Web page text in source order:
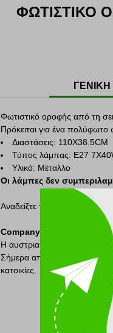
ΦΩΤΙΣΤΙΚΟ
Φωτιστικό οροφής από τη
Πρόκειται για ένα
Διαστάσεις: 110X38.5CM
Τύπος λάμπας: Ε27
Υλικό: Μέταλλο
Οι λάμπες δεν
Αναδείξτε τον χώρο σας
Company Info:
Η αυστριακή εταιρεία
Σήμερα αποτελεί μία από τις
κατοικίες.